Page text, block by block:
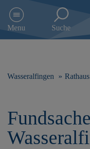
e
Menu Suche
Wasseralfingen Rathaus